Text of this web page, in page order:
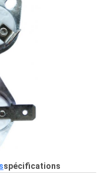
sspécifications